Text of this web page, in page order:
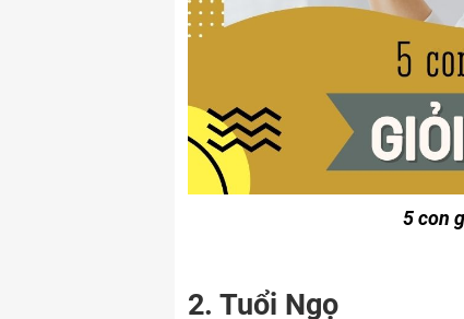
5 con
2. Tuổi Ngọ